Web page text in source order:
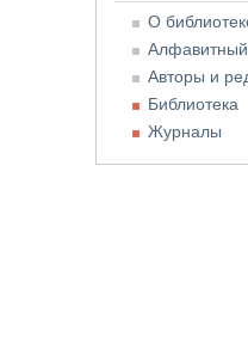
О
Алфавитный
Авторы и
Библиотека
Журналы